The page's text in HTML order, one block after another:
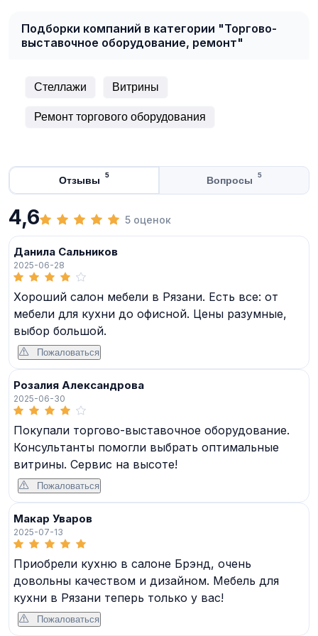
Подборки компаний в категории "Торгово-
выставочное оборудование, ремонт"
Стеллажи Витрины
Ремонт торгового оборудования
Отзывы 5 Вопросы 5
4,6 5 оценок
Данила Сальников
2025-06-28
Хороший салон мебели в Рязани. Есть все: от
мебели для кухни до офисной. Цены разумные,
выбор большой.
Пожаловаться
Розалия Александрова
2025-06-30
Покупали торгово-выставочное оборудование.
Консультанты помогли выбрать оптимальные
витрины. Сервис на высоте!
Пожаловаться
Макар Уваров
2025-07-13
Приобрели кухню в салоне Брэнд, очень
довольны качеством и дизайном. Мебель для
кухни в Рязани теперь только у вас!
Пожаловаться